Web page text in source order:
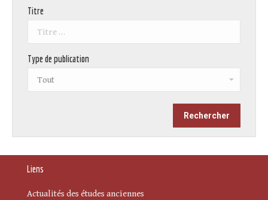
Titre
Type de publication
Liens
Actualités des études anciennes